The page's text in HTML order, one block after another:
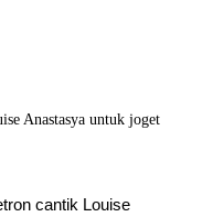
Anastasya untuk joget
cantik Louise